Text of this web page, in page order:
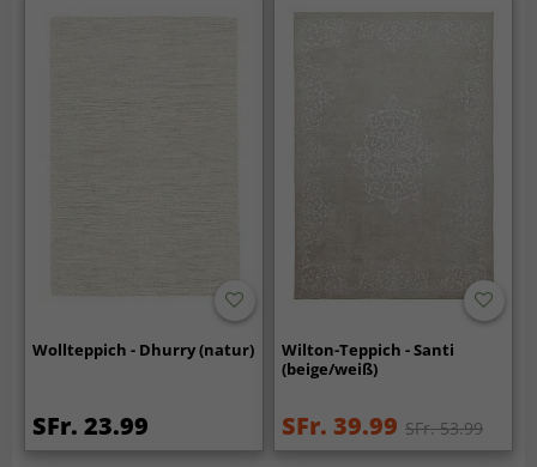
Wollteppich - Dhurry (natur)
SFr. 23.99
Wilton-Teppich - Santi
(beige/weiß)
SFr. 39.99 SFr. 53.99